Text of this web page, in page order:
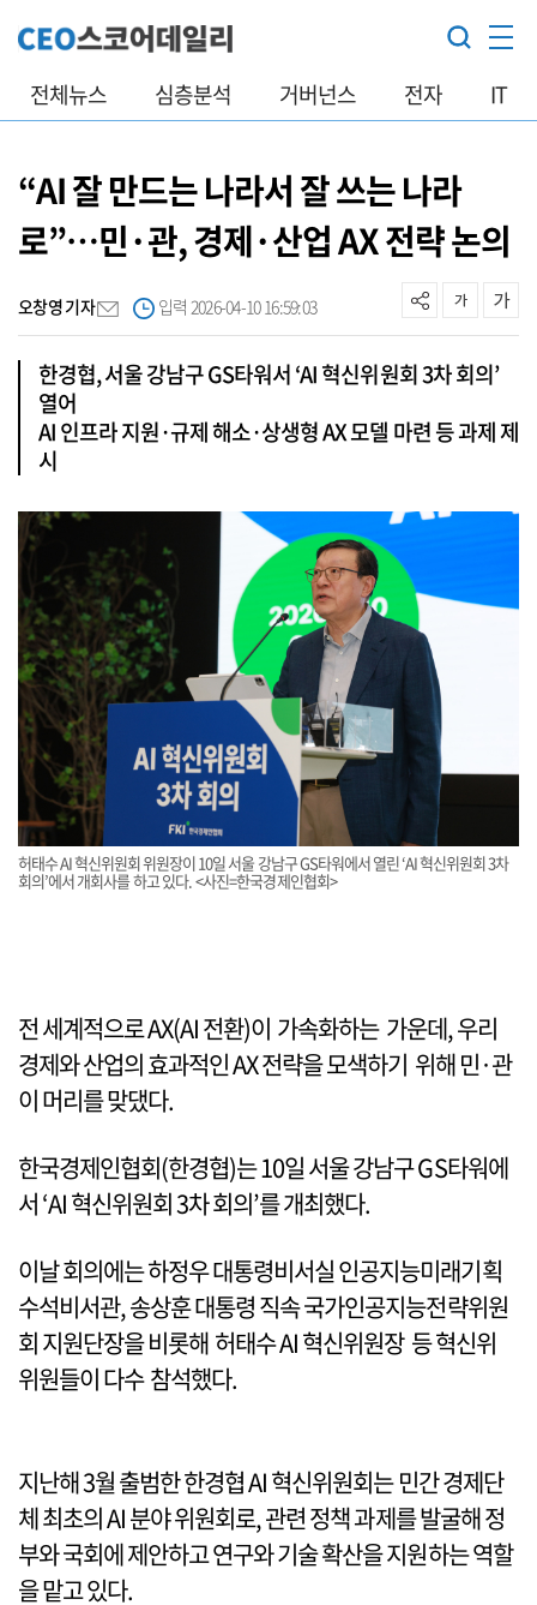
전체뉴스 심층분석 거버넌스 전자 IT
“AI 잘 만드는 나라서 잘 쓰는 나라
로”…민·관, 경제·산업 AX 전략 논의
오창영 기자 입력 2026-04-10 16:59:03
한경협, 서울 강남구 GS타워서 ‘AI 혁신위원회 3차 회의’
열어
AI 인프라 지원·규제 해소·상생형 AX 모델 마련 등 과제 제
시
허태수 AI 혁신위원회 위원장이 10일 서울 강남구 GS타워에서 열린 ‘AI 혁신위원회 3차
회의’에서 개회사를 하고 있다. <사진=한국경제인협회>
전 세계적으로 AX(AI 전환)이 가속화하는 가운데, 우리
경제와 산업의 효과적인 AX 전략을 모색하기 위해 민·관
이 머리를 맞댔다.
한국경제인협회(한경협)는 10일 서울 강남구 GS타워에
서 ‘AI 혁신위원회 3차 회의’를 개최했다.
이날 회의에는 하정우 대통령비서실 인공지능미래기획
수석비서관, 송상훈 대통령 직속 국가인공지능전략위원
회 지원단장을 비롯해 허태수 AI 혁신위원장 등 혁신위
위원들이 다수 참석했다.
지난해 3월 출범한 한경협 AI 혁신위원회는 민간 경제단
체 최초의 AI 분야 위원회로, 관련 정책 과제를 발굴해 정
부와 국회에 제안하고 연구와 기술 확산을 지원하는 역할
을 맡고 있다.